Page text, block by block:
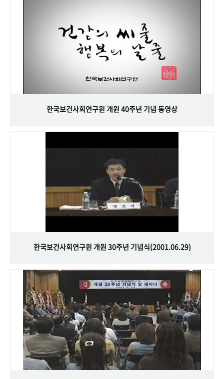
한국보건사회연구원 개원 40주년 기념 동영상
한국보건사회연구원 개원 30주년 기념식(2001.06.29)